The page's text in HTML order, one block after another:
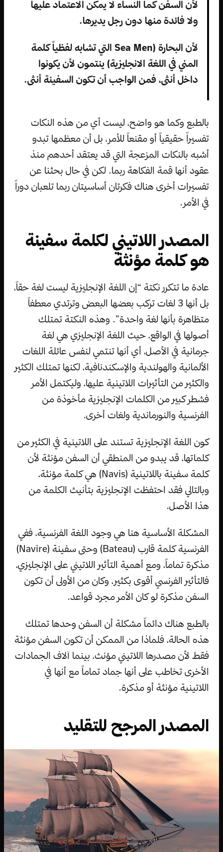
لأن السفن كما النساء لا يمكن الاعتماد عليها
ولا فائدة منها دون رجل يديرها.
لأن البحارة (Sea Men التي تشابه لفظياً كلمة
المني في اللغة الانجليزية) ينتمون لأن يكونوا
داخل أنثى، فمن الواجب أن تكون السفينة أنثى.
بالطبع وكما هو واضح، ليست أي من هذه النكات
تفسيراً حقيقياً أو مقنعاً للأمر، بل أن معظمها تبدو
أشبه بالنكات المزعجة التي قد يعتقد أحدهم منذ
عقود أنها قمة الفكاهة ربما. لكن في حال بحثنا عن
تفسيرات أخرى هناك فكرتان أساسيتان ربما تلعبان دوراً
في الأمر.
المصدر اللاتيني لكلمة سفينة
هو كلمة مؤنثة
عادة ما تتكرر نكتة “إن اللغة الإنجليزية ليست لغة حقاً،
بل أنها 3 لغات تركب بعضها البعض وترتدي معطفاً
متظاهرة بأنها لغة واحدة”. وهذه النكتة تمتلك
أصولها في الواقع، حيث اللغة الإنجليزي هي لغة
جرمانية في الأصل، أي أنها تنتمي لنفس عائلة اللغات
الألمانية والهولندية والإسكندنافية، لكنها تمتلك الكثير
والكثير من التأثيرات اللاتينية عليها، وليكتمل الأمر
فشطر كبير من الكلمات الإنجليزية مأخوذة من
الفرنسية والنورماندية ولغات أخرى.
كون اللغة الإنجليزية تستند على اللاتينية في الكثير من
كلماتها، قد يبدو من المنطقي أن السفن مؤنثة لأن
كلمة سفينة باللاتينية (Navis) هي كلمة مؤنثة،
وبالتالي فقد احتفظت الإنجليزية بتأنيث الكلمة من
هذا الأصل.
المشكلة الأساسية هنا هي وجود اللغة الفرنسية، ففي
الفرنسية كلمة قارب (Bateau) وحتى سفينة (Navire)
مذكرة تماماً، ومع أهمية التأثير اللاتيني على الإنجليزي،
فالتأثير الفرنسي أقوى بكثير، وكان من الأولى أن تكون
السفن مذكرة لو كان الأمر مجرد قواعد.
بالطبع هناك دائماً مشكلة أن السفن وحدها تمتلك
هذه الحالة، فلماذا من الممكن أن تكون السفن مؤنثة
فقط لأن مصدرها اللاتيني مؤنث، بينما آلاف الجمادات
الأخرى تخاطب على أنها جماد تماماً مع أنها في
اللاتينية مؤنثة أو مذكرة.
المصدر المرجح للتقليد